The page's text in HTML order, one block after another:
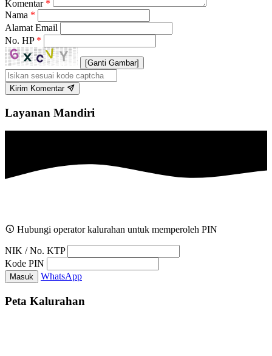
Komentar *
Nama *
Alamat Email
No. HP *
[Ganti Gambar]
Kirim Komentar
Layanan Mandiri
Hubungi operator kalurahan untuk memperoleh PIN
NIK / No. KTP
Kode PIN
Masuk WhatsApp
Peta Kalurahan